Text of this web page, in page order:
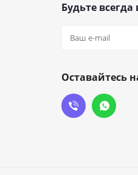
Будьте всегда
Оставайтесь